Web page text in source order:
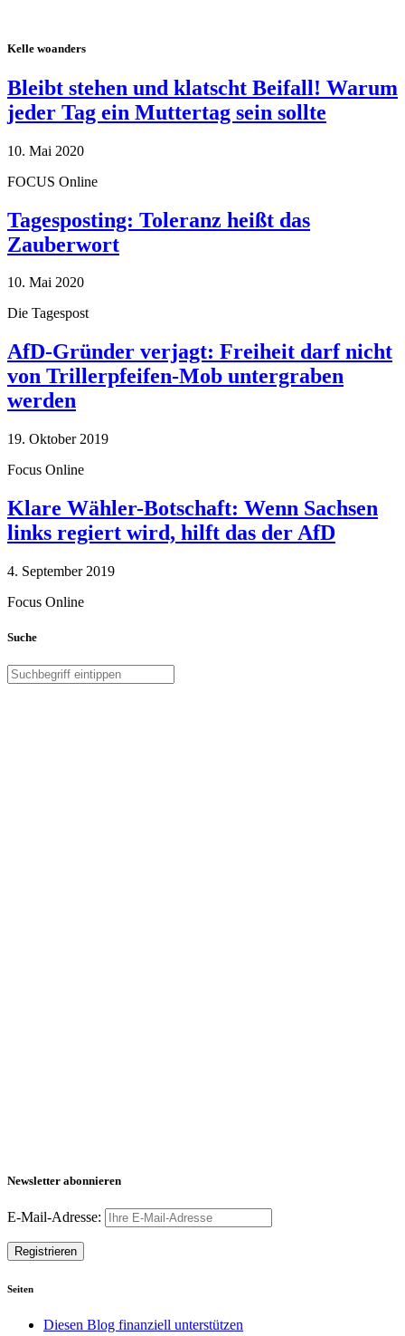
Kelle woanders
Bleibt stehen und klatscht Beifall! Warum
jeder Tag ein Muttertag sein sollte
10. Mai 2020
FOCUS Online
Tagesposting: Toleranz heißt das
Zauberwort
10. Mai 2020
Die Tagespost
AfD-Gründer verjagt: Freiheit darf nicht
von Trillerpfeifen-Mob untergraben
werden
19. Oktober 2019
Focus Online
Klare Wähler-Botschaft: Wenn Sachsen
links regiert wird, hilft das der AfD
4. September 2019
Focus Online
Suche
Newsletter abonnieren
E-Mail-Adresse:
Seiten
Diesen Blog finanziell unterstützen